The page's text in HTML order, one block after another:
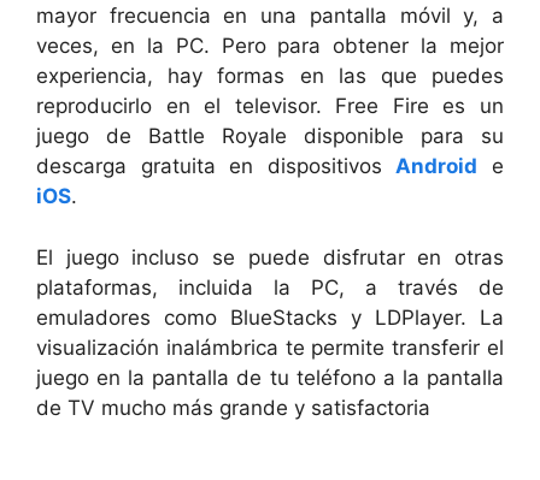
mayor frecuencia en una pantalla móvil y, a
veces, en la PC. Pero para obtener la mejor
experiencia, hay formas en las que puedes
reproducirlo en el televisor. Free Fire es un
juego de Battle Royale disponible para su
descarga gratuita en dispositivosAndroid e
iOS.
El juego incluso se puede disfrutar en otras
plataformas, incluida la PC, a través de
emuladores como BlueStacks y LDPlayer. La
visualización inalámbrica te permite transferir el
juego en la pantalla de tu teléfono a la pantalla
de TV mucho más grande y satisfactoria